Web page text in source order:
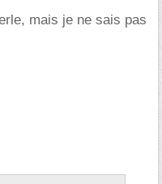
mais je ne sais pas